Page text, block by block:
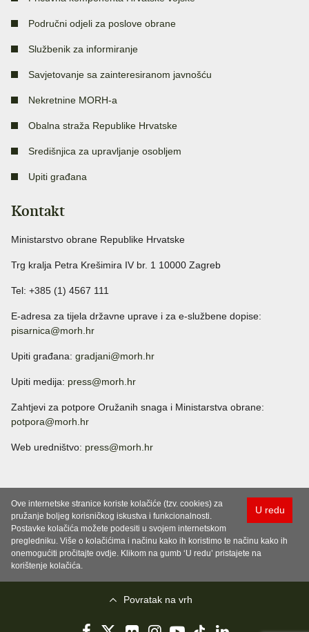
Područni odjeli za poslove obrane
Službenik za informiranje
Savjetovanje sa zainteresiranom javnošću
Nekretnine MORH-a
Obalna straža Republike Hrvatske
Središnjica za upravljanje osobljem
Upiti građana
Kontakt
Ministarstvo obrane Republike Hrvatske
Trg kralja Petra Krešimira IV br. 1 10000 Zagreb
Tel: +385 (1) 4567 111
E-adresa za tijela državne uprave i za e-službene dopise:
pisarnica@morh.hr
Upiti građana: gradjani@morh.hr
Upiti medija: press@morh.hr
Zahtjevi za potpore Oružanih snaga i Ministarstva obrane:
potpora@morh.hr
Web uredništvo: press@morh.hr
U redu
Ove internetske stranice koriste kolačiće (tzv. cookies) za
pružanje boljeg korisničkog iskustva i funkcionalnosti.
Postavke kolačića možete podesiti u svojem internetskom
pregledniku. Više o kolačićima i načinu kako ih koristimo te načinu kako ih
onemogućiti pročitajte ovdje. Klikom na gumb ‘U redu’ pristajete na
korištenje kolačića.
Povratak na vrh